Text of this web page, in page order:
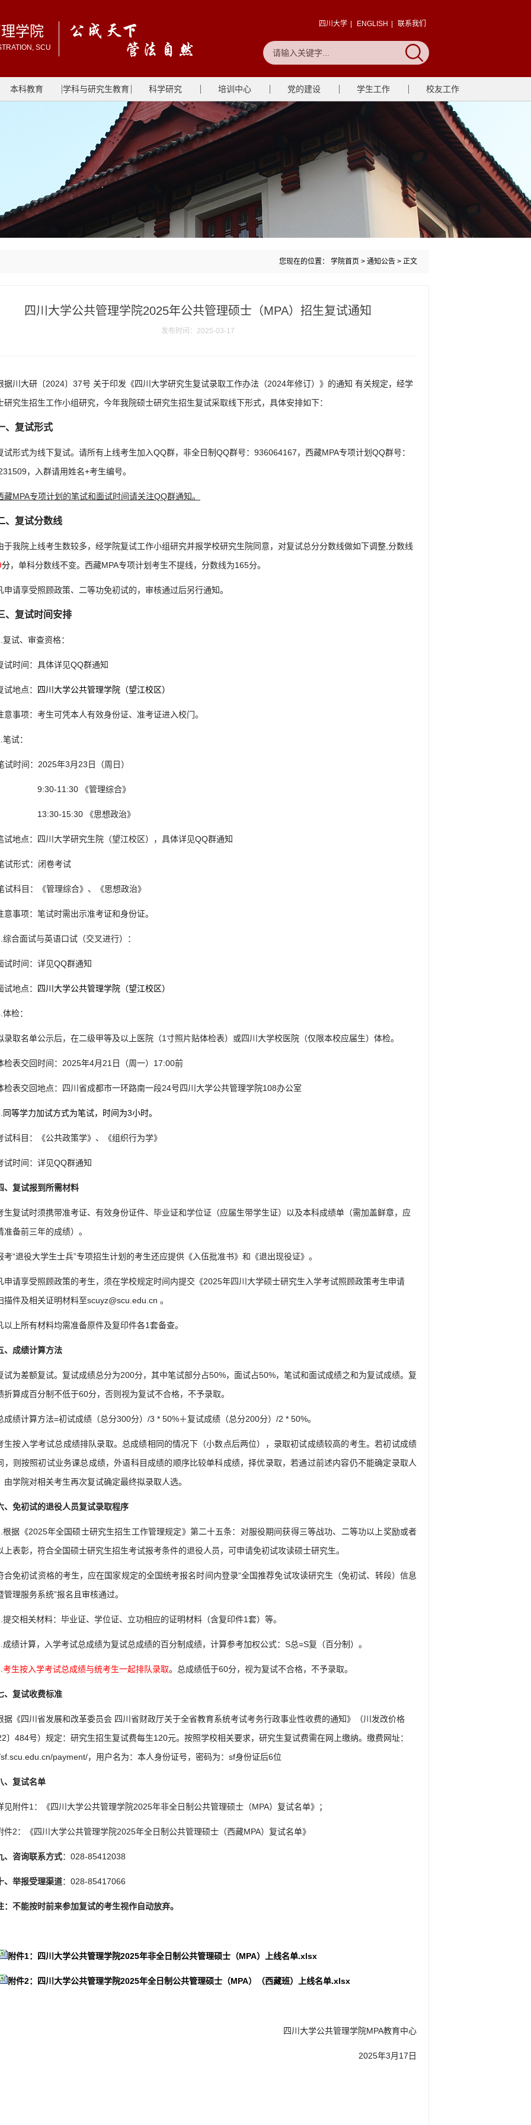
学院
SCU
四川大学 ENGLISH 联系我们
本科教育 学科与研究生教育 科学研究 培训中心 党的建设 学生工作 校友工作
您现在的位置： 学院首页 > 通知公告 > 正文
四川大学公共管理学院2025年公共管理硕士（MPA）招生复试通知
发布时间：2025-03-17
据川大研〔2024〕37号 关于印发《四川大学研究生复试录取工作办法（2024年修订）》的通知 有关规定，经学
研究生招生工作小组研究，今年我院硕士研究生招生复试采取线下形式，具体安排如下：
、复试形式
试形式为线下复试。请所有上线考生加入QQ群，非全日制QQ群号：936064167，西藏MPA专项计划QQ群号：
，入群请用姓名+考生编号。
藏MPA专项计划的笔试和面试时间请关注QQ群通知。
、复试分数线
于我院上线考生数较多，经学院复试工作小组研究并报学校研究生院同意，对复试总分分数线做如下调整,分数线
分，单科分数线不变。西藏MPA专项计划考生不提线，分数线为165分。
申请享受照顾政策、二等功免初试的，审核通过后另行通知。
、复试时间安排
复试、审查资格：
试时间：具体详见QQ群通知
试地点： 四川大学公共管理学院（望江校区）
意事项：考生可凭本人有效身份证、准考证进入校门。
笔试：
试时间：2025年3月23日（周日）
9:30-11:30 《管理综合》
13:30-15:30 《思想政治》
试地点：四川大学研究生院（望江校区），具体详见QQ群通知
试形式：闭卷考试
试科目：《管理综合》、《思想政治》
意事项：笔试时需出示准考证和身份证。
综合面试与英语口试（交叉进行）：
试时间：详见QQ群通知
试地点： 四川大学公共管理学院（望江校区）
体检：
录取名单公示后，在二级甲等及以上医院（1寸照片贴体检表）或四川大学校医院（仅限本校应届生）体检。
检表交回时间：2025年4月21日（周一）17:00前
检表交回地点：四川省成都市一环路南一段24号四川大学公共管理学院108办公室
同等学力加试方式为笔试，时间为3小时。
试科目：《公共政策学》、《组织行为学》
试时间：详见QQ群通知
、复试报到所需材料
生复试时须携带准考证、有效身份证件、毕业证和学位证（应届生带学生证）以及本科成绩单（需加盖鲜章，应
准备前三年的成绩）。
考“退役大学生士兵”专项招生计划的考生还应提供《入伍批准书》和《退出现役证》。
申请享受照顾政策的考生，须在学校规定时间内提交《2025年四川大学硕士研究生入学考试照顾政策考生申请
描件及相关证明材料至scuyz@scu.edu.cn 。
以上所有材料均需准备原件及复印件各1套备查。
、成绩计算方法
试为差额复试。复试成绩总分为200分，其中笔试部分占50%，面试占50%，笔试和面试成绩之和为复试成绩。复
折算成百分制不低于60分，否则视为复试不合格，不予录取。
成绩计算方法=初试成绩（总分300分）/3 * 50%＋复试成绩（总分200分）/2 * 50%。
生按入学考试总成绩排队录取。总成绩相同的情况下（小数点后两位），录取初试成绩较高的考生。若初试成绩
，则按照初试业务课总成绩，外语科目成绩的顺序比较单科成绩，择优录取，若通过前述内容仍不能确定录取人
由学院对相关考生再次复试确定最终拟录取人选。
、免初试的退役人员复试录取程序
根据《2025年全国硕士研究生招生工作管理规定》第二十五条：对服役期间获得三等战功、二等功以上奖励或者
上表彰，符合全国硕士研究生招生考试报考条件的退役人员，可申请免初试攻读硕士研究生。
合免初试资格的考生，应在国家规定的全国统考报名时间内登录“全国推荐免试攻读研究生（免初试、转段）信息
管理服务系统”报名且审核通过。
提交相关材料：毕业证、学位证、立功相应的证明材料（含复印件1套）等。
成绩计算，入学考试总成绩为复试总成绩的百分制成绩，计算参考加权公式：S总=S复（百分制）。
考生按入学考试总成绩与统考生一起排队录取。总成绩低于60分，视为复试不合格，不予录取。
、复试收费标准
据《四川省发展和改革委员会 四川省财政厅关于全省教育系统考试考务行政事业性收费的通知》（川发改价格
〕484号）规定：研究生招生复试费每生120元。按照学校相关要求，研究生复试费需在网上缴纳。缴费网址：
payment/，用户名为：本人身份证号，密码为：sf身份证后6位
、复试名单
见附件1：《四川大学公共管理学院2025年非全日制公共管理硕士（MPA）复试名单》；
件2：《四川大学公共管理学院2025年全日制公共管理硕士（西藏MPA）复试名单》
、咨询联系方式：028-85412038
、举报受理渠道：028-85417066
：不能按时前来参加复试的考生视作自动放弃。
附件1：四川大学公共管理学院2025年非全日制公共管理硕士（MPA）上线名单.xlsx
附件2：四川大学公共管理学院2025年全日制公共管理硕士（MPA）（西藏班）上线名单.xlsx
四川大学公共管理学院MPA教育中心
2025年3月17日